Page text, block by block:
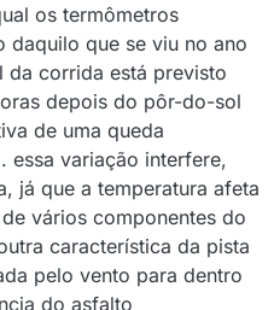
os termômetros
daquilo que se viu no ano
da corrida está previsto
depois do pôr-do-sol
de uma queda
essa variação interfere,
já que a temperatura afeta
vários componentes do
característica da pista
pelo vento para dentro
do asfalto